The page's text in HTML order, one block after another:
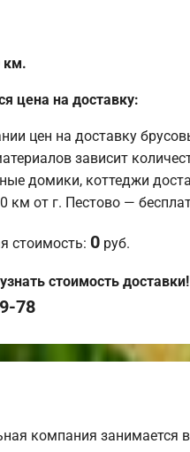
км.
цена на доставку:
цен на доставку
зависит
домики, коттеджи
км от г. Пестово —
стоимость: 0 руб.
стоимость доставки!
78
компания занимается